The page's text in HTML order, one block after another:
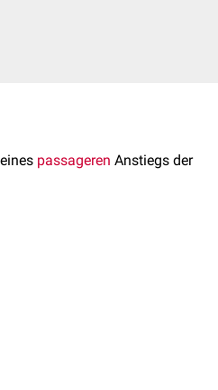
passageren Anstiegs der